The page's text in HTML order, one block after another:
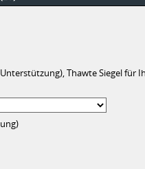
Thawte Siegel für